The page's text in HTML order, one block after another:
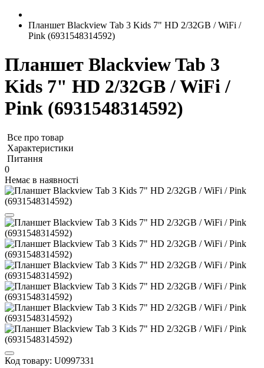
Планшет Blackview Tab 3 Kids 7" HD 2/32GB / WiFi /
Pink (6931548314592)
Планшет Blackview Tab 3
Kids 7" HD 2/32GB / WiFi /
Pink (6931548314592)
Все про товар
Характеристики
Питання
0
Немає в наявності
Код товару: U0997331